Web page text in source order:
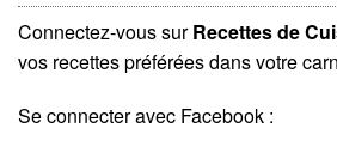
Connectez-vous surRecettes de
vos recettes préférées dans votre
Se connecter avec Facebook :